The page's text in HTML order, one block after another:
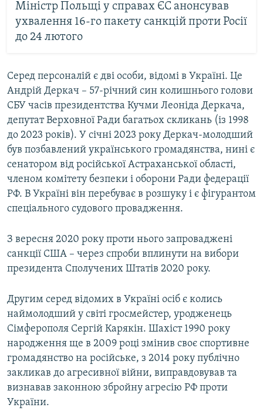
Міністр Польщі у справах ЄС анонсував
ухвалення 16-го пакету санкцій проти Росії
до 24 лютого
Серед персоналій є дві особи, відомі в Україні. Це
Андрій Деркач – 57-річний син колишнього голови
СБУ часів президентства Кучми Леоніда Деркача,
депутат Верховної Ради багатьох скликань (із 1998
до 2023 років). У січні 2023 року Деркач-молодший
був позбавлений українського громадянства, нині є
сенатором від російської Астраханської області,
членом комітету безпеки і оборони Ради федерації
РФ. В Україні він перебуває в розшуку і є фігурантом
спеціального судового провадження.
З вересня 2020 року проти нього запроваджені
санкції США – через спроби вплинути на вибори
президента Сполучених Штатів 2020 року.
Другим серед відомих в Україні осіб є колись
наймолодший у світі гросмейстер, уродженець
Сімферополя Сергій Карякін. Шахіст 1990 року
народження ще в 2009 році змінив своє спортивне
громадянство на російське, з 2014 року публічно
закликав до агресивної війни, виправдовував та
визнавав законною збройну агресію РФ проти
України.